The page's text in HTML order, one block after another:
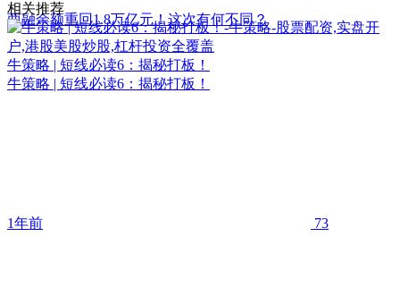
两融余额重回1.8万亿元！这次有何不同？
相关推荐
牛策略 | 短线必读6：揭秘打板！
牛策略 | 短线必读6：揭秘打板！
1年前 73